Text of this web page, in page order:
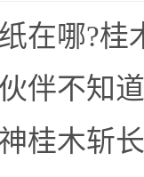
在哪?
伴不知
桂木斩